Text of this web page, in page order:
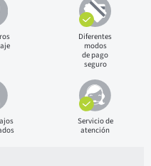
Diferentes
modos
de pago
seguro
Servicio de
atención